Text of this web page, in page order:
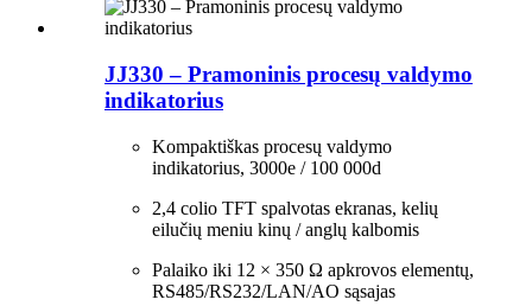
JJ330 – Pramoninis procesų valdymo
indikatorius
Kompaktiškas procesų valdymo
indikatorius, 3000e / 100 000d
2,4 colio TFT spalvotas ekranas, kelių
eilučių meniu kinų / anglų kalbomis
Palaiko iki 12 × 350 Ω apkrovos elementų,
RS485/RS232/LAN/AO sąsajas